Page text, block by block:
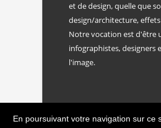
En poursuivant votre navigation sur ce
et de design, quelle que
design/architecture,
Notre vocation est d'être
infographistes, designers
l'image.